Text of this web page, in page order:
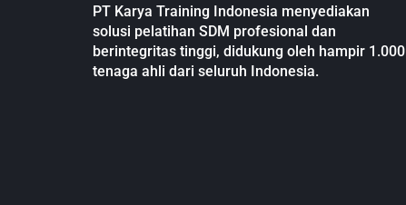
PT Karya Training Indonesia menyediakan
solusi pelatihan SDM profesional dan
berintegritas tinggi, didukung oleh hampir 1.000
tenaga ahli dari seluruh Indonesia.